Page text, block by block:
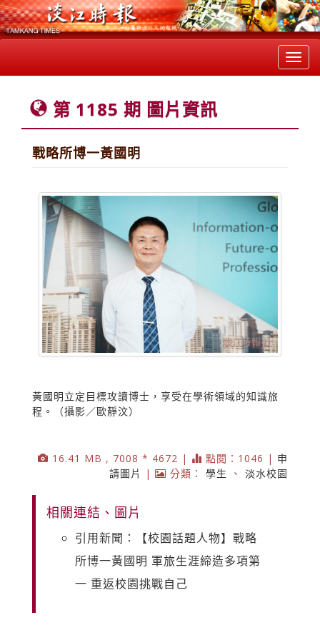
第 1185 期 圖片資訊
戰略所博一黃國明
黃國明立定目標攻讀博士，享受在學術領域的知識旅
程。（攝影／歐靜汶）
16.41 MB , 7008 * 4672 | 點閱：1046 | 申
請圖片
| 分類： 學生 、 淡水校園
相關連結、圖片
引用新聞：【校園話題人物】戰略
所博一黃國明 軍旅生涯締造多項第
一 重返校園挑戰自己